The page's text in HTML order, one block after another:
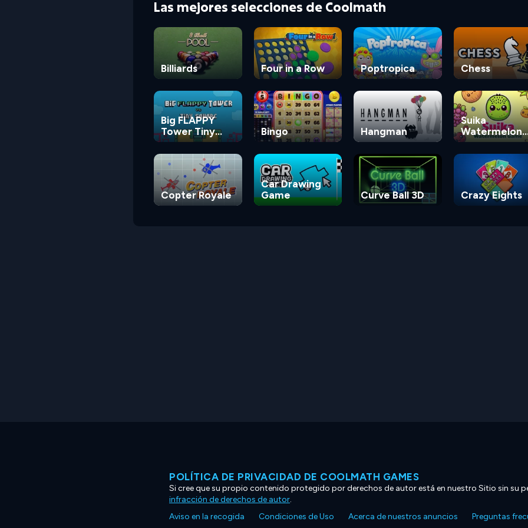
Las mejores selecciones de Coolmath
Billiards Four in a Row Poptropica Chess
Big FLAPPY
Tower Tiny
Square
Bingo Hangman
Suika
Watermelon
Game
Copter Royale
Car Drawing
Game
Curve Ball 3D Crazy Eights
POLÍTICA DE PRIVACIDAD DE COOLMATH GAMES
Si cree que su propio contenido protegido por derechos de autor está en nuestro Sitio sin su
infracción de derechos de autor.
Aviso en la recogida
Condiciones de Uso Acerca de nuestros anuncios Preguntas